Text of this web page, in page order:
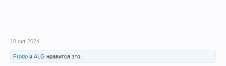
18 окт 2024
Frodo и ALG нравится это.